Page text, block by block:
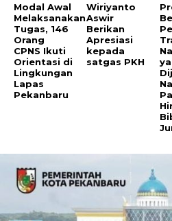
Modal Awal
Melaksanakan
Tugas, 146
Orang
CPNS Ikuti
Orientasi di
Lingkungan
Lapas
Pekanbaru
Wiriyanto
Aswir
Berikan
Apresiasi
kepada
satgas PKH